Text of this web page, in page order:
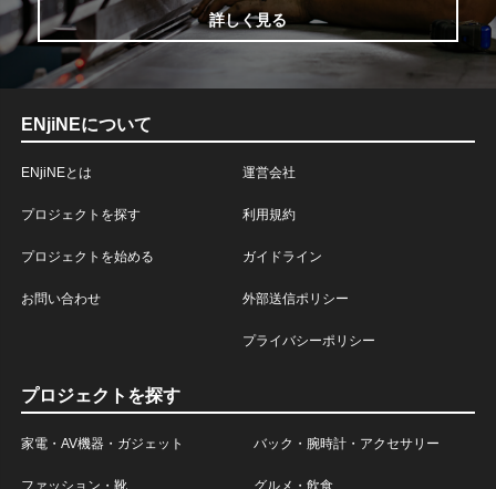
詳しく見る
ENjiNEについて
ENjiNEとは
プロジェクトを探す
プロジェクトを始める
お問い合わせ
運営会社
利用規約
ガイドライン
外部送信ポリシー
プライバシーポリシー
プロジェクトを探す
家電・AV機器・ガジェット バック・腕時計・アクセサリー
ファッション・靴 グルメ・飲食